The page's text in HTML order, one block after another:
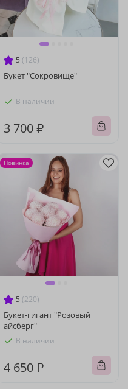
5 (126)
Букет "Сокровище"
В наличии
3 700 ₽
5 (220)
Букет-гигант "Розовый
айсберг"
В наличии
4 650 ₽
Новинка